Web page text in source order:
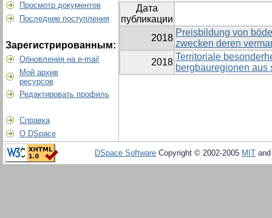
Просмотр документов
Последние поступления
Зарегистрированным:
Обновления на e-mail
Мой архив
ресурсов
Редактировать профиль
Справка
О DSpace
Дата
публикации
2018
Preisbildung von
zwecken deren
2018
Territoriale
bergbauregionen
DSpace Software Copyright © 2002-2005 MIT